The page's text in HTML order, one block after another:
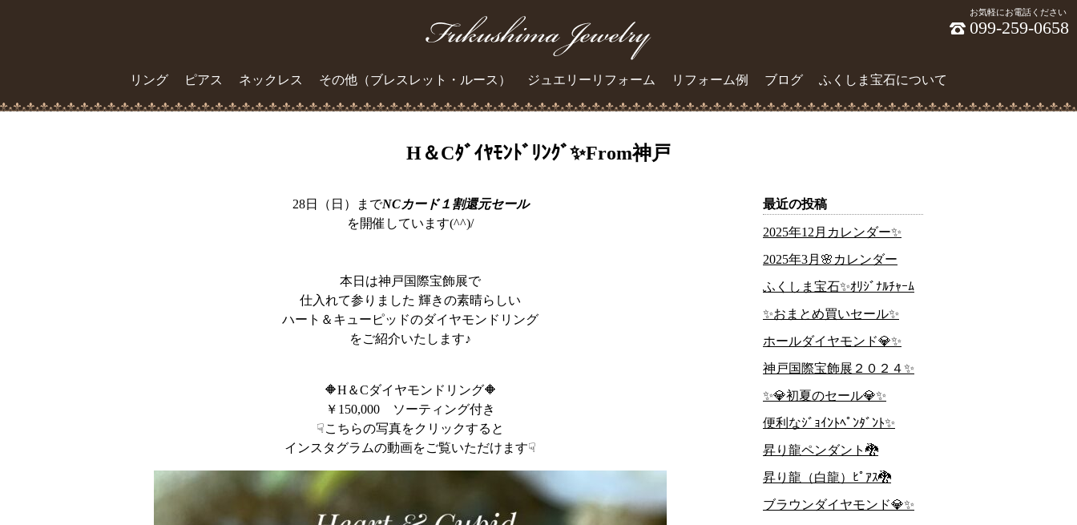
リング ピアス ネックレス その他（ブレスレット・ルース） ジュエリーリフォーム リフォーム例 ブログ ふくしま宝石について
お気軽にお電話ください
099-259-0658
H＆Cﾀﾞｲﾔﾓﾝﾄﾞﾘﾝｸﾞ✨From神戸
28日（日）までNCカード１割還元セール
を開催しています(^^)/
本日は神戸国際宝飾展で
仕入れて参りました 輝きの素晴らしい
ハート＆キューピッドのダイヤモンドリング
をご紹介いたします♪
🔶H＆Cダイヤモンドリング🔶
￥150,000 ソーティング付き
☟こちらの写真をクリックすると
インスタグラムの動画をご覧いただけます☟
最近の投稿
2025年12月カレンダー✨
2025年3月🌸カレンダー
ふくしま宝石✨ｵﾘｼﾞﾅﾙﾁｬｰﾑ
✨おまとめ買いセール✨
ホールダイヤモンド💎✨
神戸国際宝飾展２０２４✨
✨💎初夏のセール💎✨
便利なｼﾞｮｲﾝﾄﾍﾟﾝﾀﾞﾝﾄ✨
昇り龍ペンダント🐉
昇り龍（白龍）ﾋﾟｱｽ🐉
ブラウンダイヤモンド💎✨